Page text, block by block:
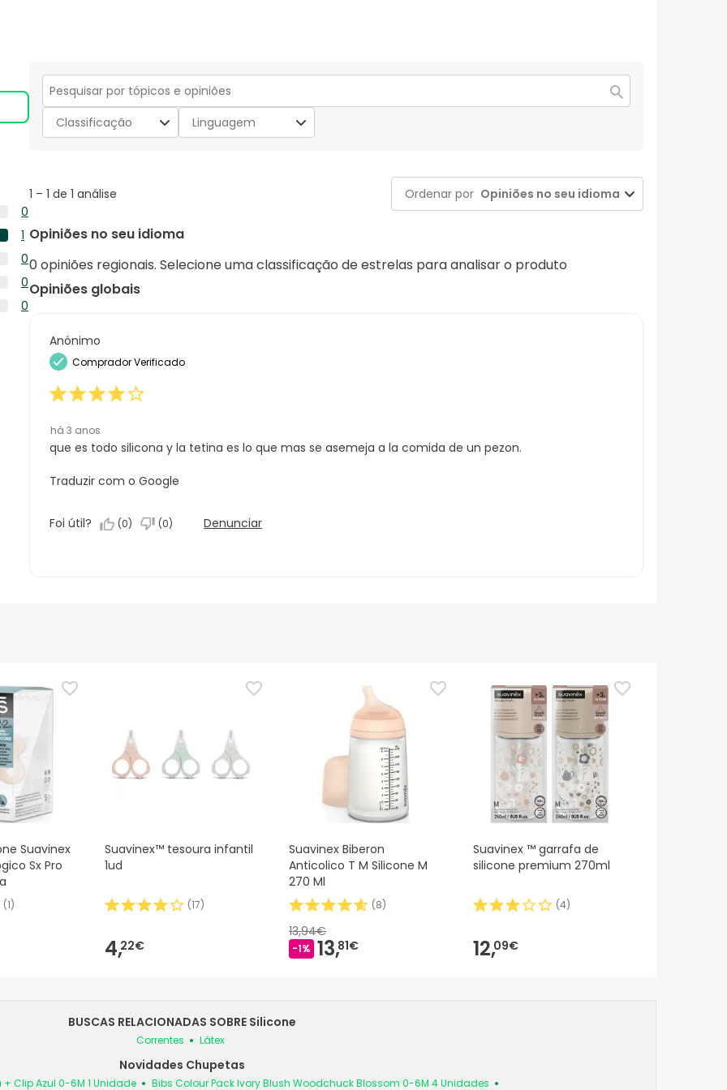
0
0
análise
com
5
estrelas.
1
1
análise
com
4
0
0
análise
com
estrelas.
0
0
análise
estrelas.
0
análise
estrela.
Secção
para
pesquisar
Classificação Linguagem
1
to
de
análise
1 – 1 de 1 análise Ordenar por Opiniões no seu idioma
Opiniões no seu idioma
0 opiniões regionais. Selecione uma classificação de estrelas para analisar o produto
Opiniões globais
Anónimo
Comprador Verificado
há 3 anos
que es todo silicona y la tetina es lo que mas se asemeja a la comida de un pezon.
Traduzir com o Google
Foi útil? (0) (0) Denunciar
Suavinex
Sx Pro
(1)
Suavinex™ tesoura infantil
1ud
(17)
4,22€
Suavinex Biberon
Anticolico T M Silicone M
270 Ml
(8)
13,94€
-1% 13,81€
Suavinex ™ garrafa de
silicone premium 270ml
(4)
12,09€
BUSCAS RELACIONADAS SOBRE Silicone
Correntes Látex
Novidades Chupetas
Clip Azul 0-6M 1 Unidade Bibs Colour Pack Ivory Blush Woodchuck Blossom 0-6M 4 Unidades